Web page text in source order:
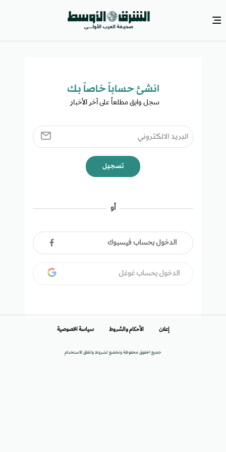
انشئ حساباً خاصاً بك​
سجل وابق مطلعاً على آخر الأخبار ​
تسجيل
أو
الدخول بحساب فيسبوك
الدخول بحساب غوغل
جميع الحقوق محفوظة وتخضع لشروط واتفاق الاستخدام
إعلان الأحكام والشروط سياسة الخصوصية